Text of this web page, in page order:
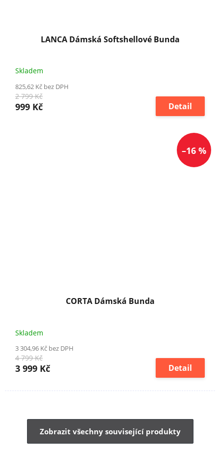
LANCA Dámská Softshellové Bunda
Skladem
825,62 Kč bez DPH
2 799 Kč
999 Kč Detail
–16 %
CORTA Dámská Bunda
Skladem
3 304,96 Kč bez DPH
4 799 Kč
3 999 Kč Detail
Zobrazit všechny související produkty